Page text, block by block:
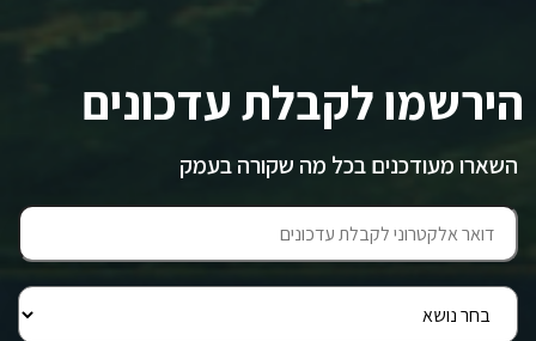
הירשמו לקבלת עדכונים
השארו מעודכנים בכל מה שקורה בעמק